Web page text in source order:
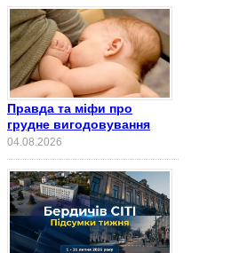
Правда та міфи про
грудне вигодовування
04.08.2026